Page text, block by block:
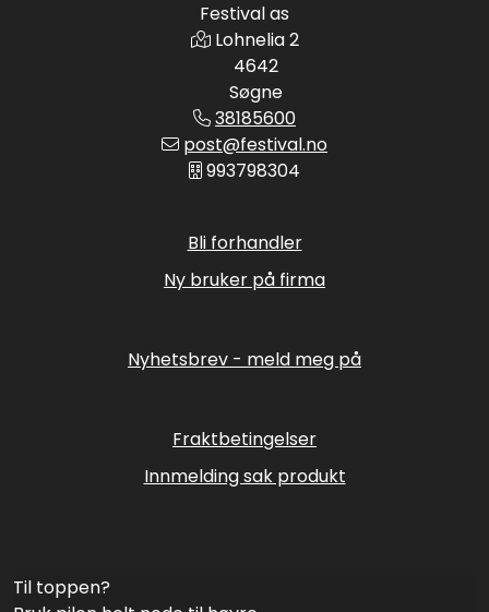
Festival as
Lohnelia 2
4642
Søgne
38185600
post@festival.no
993798304
Bli forhandler
Ny bruker på firma
Nyhetsbrev - meld meg på
Fraktbetingelser
Innmelding sak produkt
Til toppen?